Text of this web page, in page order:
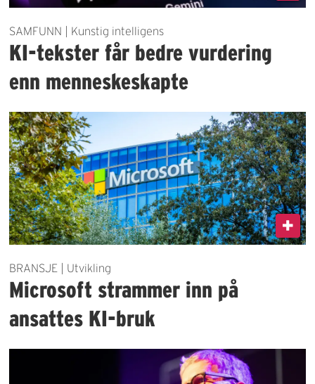
SAMFUNN | Kunstig intelligens
KI-tekster får bedre vurdering
enn menneskeskapte
BRANSJE | Utvikling
Microsoft strammer inn på
ansattes KI-bruk